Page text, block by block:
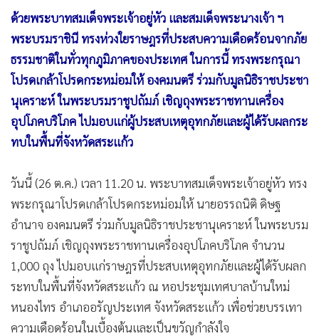
•
ต่างประเทศ
• Special Scoop
• เศรษฐกิจ-ธุรกิจ
• จีน
• ชุมชน-คุณภาพชีวิต
• อาชญากรรม
• เกม
• วิทยาศาสตร์
• SMEs
• หุ้น
• อินโดจีน
• กองทุนรวม
Celeb Online
ด้วยพระบาทสมเด็จพระเจ้าอยู่หัว และสมเด็จพระนางเจ้า ฯ
พระบรมราชินี ทรงห่วงใยราษฎรที่ประสบความเดือดร้อนจากภัย
ธรรมชาติในทั่วทุกภูมิภาคของประเทศ ในการนี้ ทรงพระกรุณา
โปรดเกล้าโปรดกระหม่อมให้ องคมนตรี ร่วมกับมูลนิธิราชประชา
นุเคราะห์ ในพระบรมราชูปถัมภ์ เชิญถุงพระราชทานเครื่อง
อุปโภคบริโภค ไปมอบแก่ผู้ประสบเหตุอุทกภัยและผู้ได้รับผลกระ
ทบในพื้นที่จังหวัดสระแก้ว
วันนี้ (26 ต.ค.) เวลา 11.20 น. พระบาทสมเด็จพระเจ้าอยู่หัว ทรง
พระกรุณาโปรดเกล้าโปรดกระหม่อมให้ นายอรรถนิติ ดิษฐ
อำนาจ องคมนตรี ร่วมกับมูลนิธิราชประชานุเคราะห์ ในพระบรม
ราชูปถัมภ์ เชิญถุงพระราชทานเครื่องอุปโภคบริโภค จำนวน
1,000 ถุง ไปมอบแก่ราษฎรที่ประสบเหตุอุทกภัยและผู้ได้รับผลก
ระทบในพื้นที่จังหวัดสระแก้ว ณ หอประชุมเทศบาลบ้านใหม่
หนองไทร อำเภออรัญประเทศ จังหวัดสระแก้ว เพื่อช่วยบรรเทา
ความเดือดร้อนในเบื้องต้นและเป็นขวัญกำลังใจ